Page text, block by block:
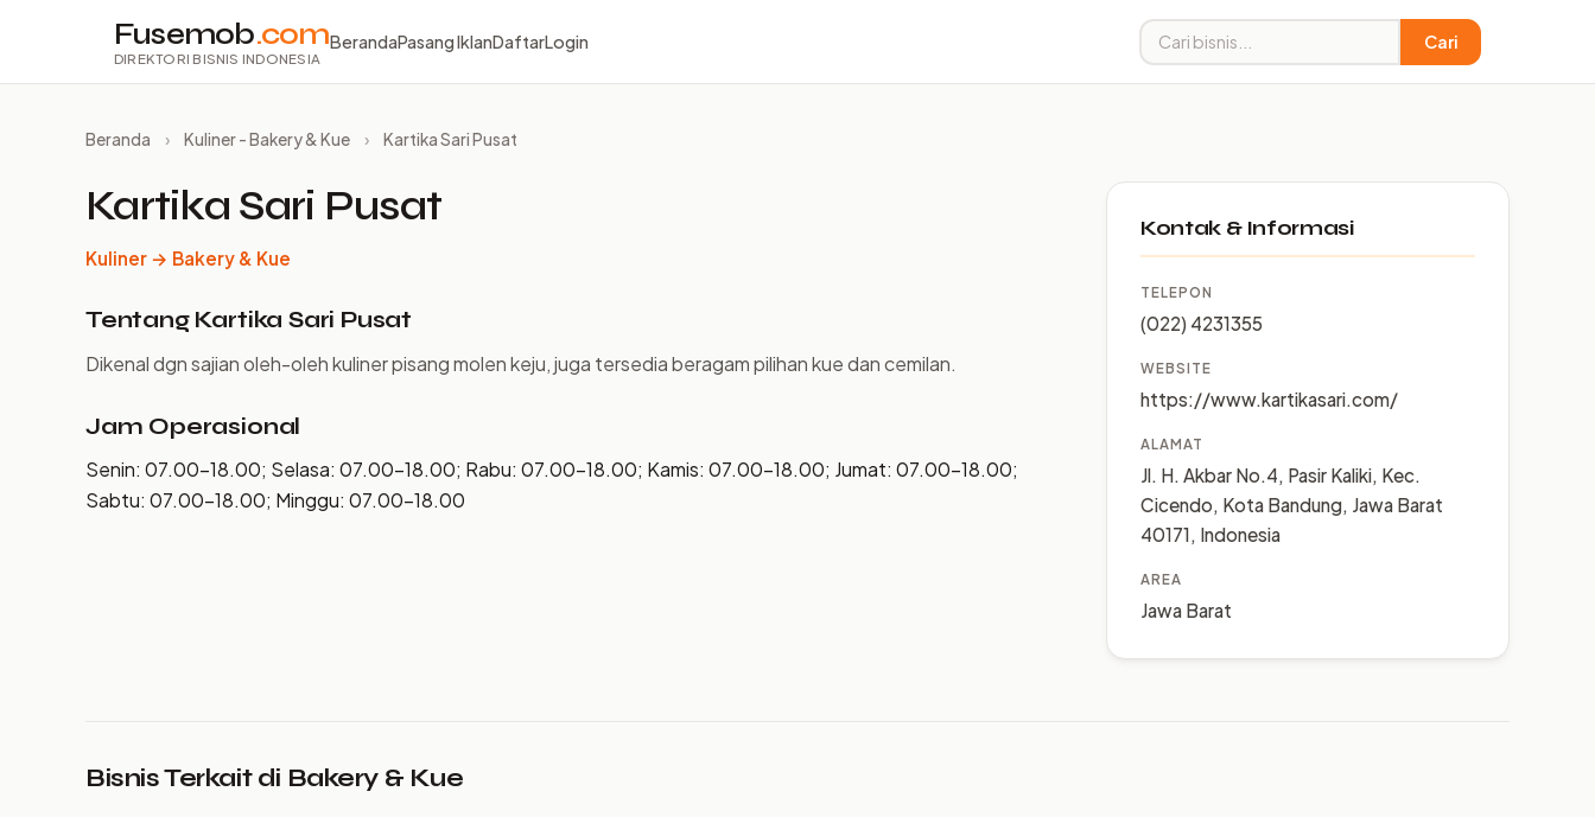
Fusemob.com
DIREKTORI BISNIS INDONESIA
BerandaPasang IklanDaftarLogin Cari
Beranda › Kuliner - Bakery & Kue › Kartika Sari Pusat
Kartika Sari Pusat
Kuliner → Bakery & Kue
Tentang Kartika Sari Pusat
Dikenal dgn sajian oleh-oleh kuliner pisang molen keju, juga tersedia beragam pilihan kue dan cemilan.
Jam Operasional
Senin: 07.00–18.00; Selasa: 07.00–18.00; Rabu: 07.00–18.00; Kamis: 07.00–18.00; Jumat: 07.00–18.00;
Sabtu: 07.00–18.00; Minggu: 07.00–18.00
Kontak & Informasi
TELEPON
(022) 4231355
WEBSITE
https://www.kartikasari.com/
ALAMAT
Jl. H. Akbar No.4, Pasir Kaliki, Kec.
Cicendo, Kota Bandung, Jawa Barat
40171, Indonesia
AREA
Jawa Barat
Bisnis Terkait di Bakery & Kue